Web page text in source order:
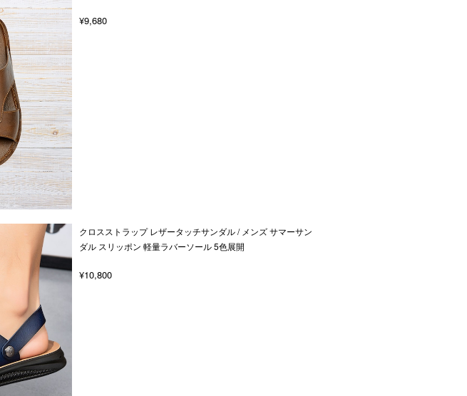
¥9,680
クロスストラップ レザータッチサンダル / メンズ サマーサン
ダル スリッポン 軽量ラバーソール 5色展開
¥10,800